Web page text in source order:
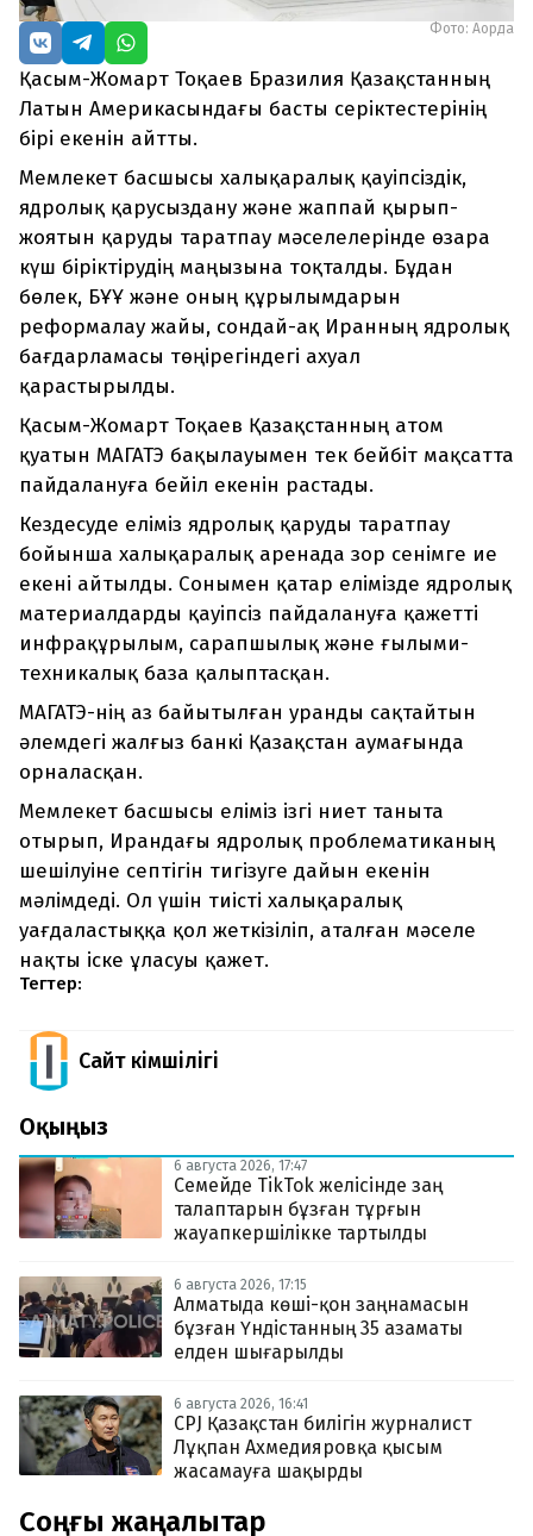
Фото: Ақорда
Қасым-Жомарт Тоқаев Бразилия Қазақстанның
Латын Америкасындағы басты серіктестерінің
бірі екенін айтты.
Мемлекет басшысы халықаралық қауіпсіздік,
ядролық қарусыздану және жаппай қырып-
жоятын қаруды таратпау мәселелерінде өзара
күш біріктірудің маңызына тоқталды. Бұдан
бөлек, БҰҰ және оның құрылымдарын
реформалау жайы, сондай-ақ Иранның ядролық
бағдарламасы төңірегіндегі ахуал
қарастырылды.
Қасым-Жомарт Тоқаев Қазақстанның атом
қуатын МАГАТЭ бақылауымен тек бейбіт мақсатта
пайдалануға бейіл екенін растады.
Кездесуде еліміз ядролық қаруды таратпау
бойынша халықаралық аренада зор сенімге ие
екені айтылды. Сонымен қатар елімізде ядролық
материалдарды қауіпсіз пайдалануға қажетті
инфрақұрылым, сарапшылық және ғылыми-
техникалық база қалыптасқан.
МАГАТЭ-нің аз байытылған уранды сақтайтын
әлемдегі жалғыз банкі Қазақстан аумағында
орналасқан.
Мемлекет басшысы еліміз ізгі ниет таныта
отырып, Ирандағы ядролық проблематиканың
шешілуіне септігін тигізуге дайын екенін
мәлімдеді. Ол үшін тиісті халықаралық
уағдаластыққа қол жеткізіліп, аталған мәселе
нақты іске ұласуы қажет.
Тегтер:
Сайт Әкімшілігі
Оқыңыз
6 августа 2026, 17:47
Семейде TikTok желісінде заң
талаптарын бұзған тұрғын
жауапкершілікке тартылды
6 августа 2026, 17:15
Алматыда көші-қон заңнамасын
бұзған Үндістанның 35 азаматы
елден шығарылды
6 августа 2026, 16:41
CPJ Қазақстан билігін журналист
Лұқпан Ахмедияровқа қысым
жасамауға шақырды
Соңғы жаңалықтар